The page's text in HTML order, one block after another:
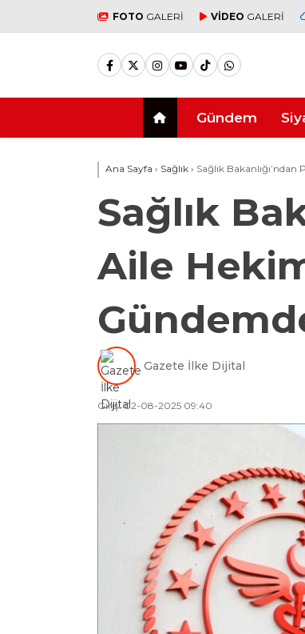
FOTO GALERİ VİDEO GALERİ
Gündem
Ana Sayfa › Sağlık › Sağlık
Sağlık
Aile
Gazete İlke Dijital
Giriş: 02-08-2025 09:40